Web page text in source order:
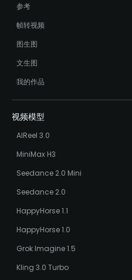
参考
帧转视频
图生图
文生图
我的作品
视频模型
AIReel 3.0
MiniMax H3
Seedance 2.0 Mini
Seedance 2.0
HappyHorse 1.1
HappyHorse 1.0
Grok Imagine 1.5
Kling 3.0 Turbo